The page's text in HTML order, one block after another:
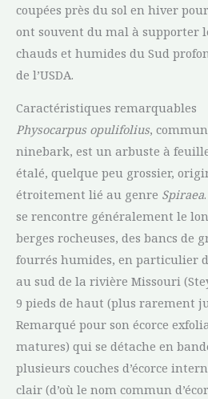
coupées près du sol en hiver
ont souvent du mal à supporter
chauds et humides du Sud
de l’USDA.
Caractéristiques remarquables
Physocarpus opulifolius,
ninebark, est un arbuste à
étalé, quelque peu grossier,
étroitement lié au genre Spiraea
se rencontre généralement le
berges rocheuses, des bancs de
fourrés humides, en particulier
au sud de la rivière Missouri
9 pieds de haut (plus rarement
Remarqué pour son écorce
matures) qui se détache en
plusieurs couches d’écorce
clair (d’où le nom commun